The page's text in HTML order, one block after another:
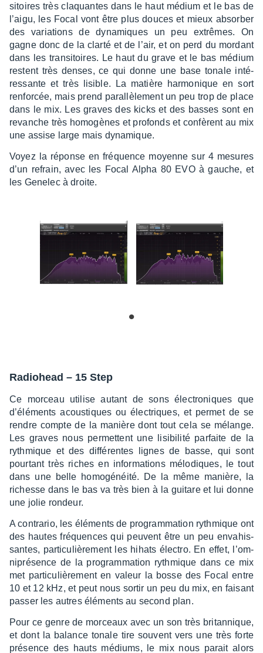
si­toires très claquantes dans le haut médium et le bas de
l’aigu, les Focal vont être plus douces et mieux absor­ber
des varia­tions de dyna­miques un peu extrêmes. On
gagne donc de la clarté et de l’air, et on perd du mordant
dans les tran­si­toires. Le haut du grave et le bas médium
restent très denses, ce qui donne une base tonale inté­
res­sante et très lisible. La matière harmo­nique en sort
renfor­cée, mais prend paral­lè­le­ment un peu trop de place
dans le mix. Les graves des kicks et des basses sont en
revanche très homo­gènes et profonds et confèrent au mix
une assise large mais dyna­mique.
Voyez la réponse en fréquence moyenne sur 4 mesures
d’un refrain, avec les Focal Alpha 80 EVO à gauche, et
les Gene­lec à droite.
Radio­head – 15 Step
Ce morceau utilise autant de sons élec­tro­niques que
d’élé­ments acous­tiques ou élec­triques, et permet de se
rendre compte de la manière dont tout cela se mélange.
Les graves nous permettent une lisi­bi­lité parfaite de la
ryth­mique et des diffé­rentes lignes de basse, qui sont
pour­tant très riches en infor­ma­tions mélo­diques, le tout
dans une belle homo­gé­néité. De la même manière, la
richesse dans le bas va très bien à la guitare et lui donne
une jolie rondeur.
A contra­rio, les éléments de program­ma­tion ryth­mique ont
des hautes fréquences qui peuvent être un peu enva­his­
santes, parti­cu­liè­re­ment les hihats élec­tro. En effet, l’om­
ni­pré­sence de la program­ma­tion ryth­mique dans ce mix
met parti­cu­liè­re­ment en valeur la bosse des Focal entre
10 et 12 kHz, et peut nous sortir un peu du mix, en faisant
passer les autres éléments au second plan.
Pour ce genre de morceaux avec un son très britan­nique,
et dont la balance tonale tire souvent vers une très forte
présence des hauts médiums, le mix nous parait alors